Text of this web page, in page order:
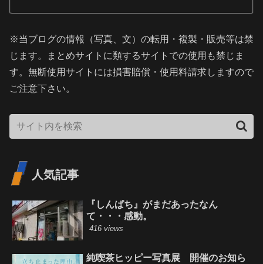
※当ブログの情報（写真、文）の転用・複製・販売等は禁
じます。まとめサイトに類するサイトでの使用も禁じま
す。無断使用サイトには損害賠償・使用料請求しますので
ご注意下さい。
人気記事
『しんぱち』がまだあったなん
て・・・感動。
416 views
純喫茶ヒッピー写真展 開催のお知ら